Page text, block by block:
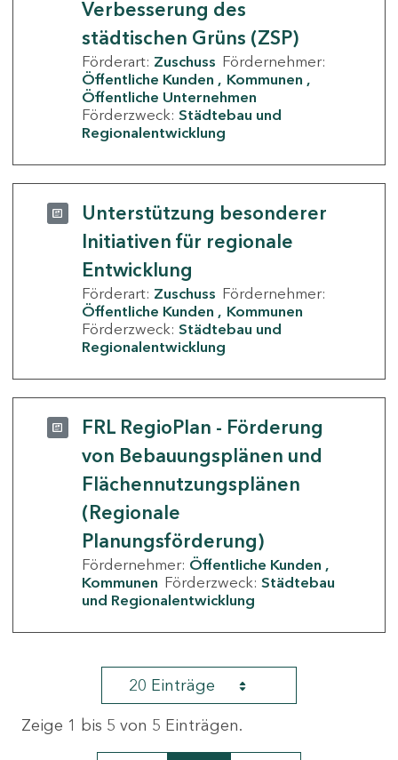
Verbesserung des
städtischen Grüns (ZSP)
Förderart: Zuschuss Fördernehmer:
Öffentliche Kunden
Kommunen
Öffentliche Unternehmen
Förderzweck: Städtebau und
Regionalentwicklung
Unterstützung besonderer
Initiativen für regionale
Entwicklung
Förderart: Zuschuss Fördernehmer:
Öffentliche Kunden
Kommunen
Förderzweck: Städtebau und
Regionalentwicklung
FRL RegioPlan - Förderung
von Bebauungsplänen und
Flächennutzungsplänen
(Regionale
Planungsförderung)
Fördernehmer: Öffentliche Kunden
Kommunen Förderzweck: Städtebau
und Regionalentwicklung
20 Einträge
Zeige 1 bis 5 von 5 Einträgen.